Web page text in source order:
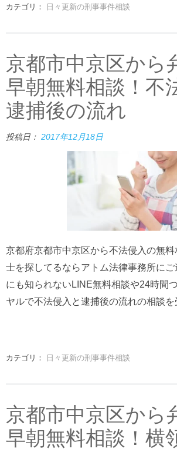
カテゴリ： 日々更新の刑事事件相談
京都市中京区から
早朝無料相談！不
逮捕後の流れ
投稿日： 2017年12月18日
京都府京都市中京区から不法侵入の無
士を探してるならアトム法律事務所に
にも知られないLINE無料相談や24時間
ヤルで不法侵入と逮捕後の流れの相談を
カテゴリ： 日々更新の刑事事件相談
京都市中京区から
早朝無料相談！横